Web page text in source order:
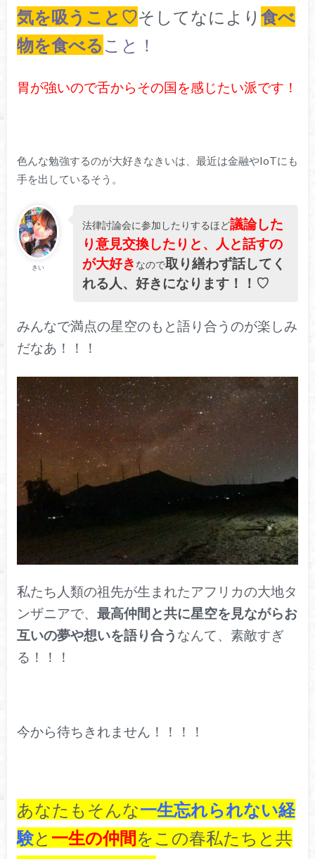
気を吸うこと♡そしてなにより 食べ
物を食べる こと！
胃が強いので舌からその国を感じたい派です！
色んな勉強するのが大好きなきいは、最近は金融やIoTにも
手を出しているそう。
きい
法律討論会に参加したりするほど議論した
り意見交換したりと、人と話すの
が大好き なので取り繕わず話してく
れる人、好きになります！！♡
みんなで満点の星空のもと語り合うのが楽しみ
だなあ！！！
私たち人類の祖先が生まれたアフリカの大地タ
ンザニアで、 最高仲間と共に星空を見ながらお
互いの夢や想いを語り合う なんて、素敵すぎ
る！！！
今から待ちきれません！！！！
あなたもそんな一生忘れられない経
験と 一生の仲間をこの春私たちと共